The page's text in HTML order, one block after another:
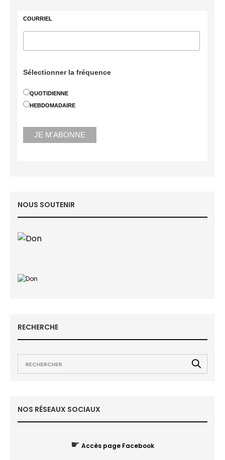
COURRIEL
Sélectionner la fréquence
QUOTIDIENNE
HEBDOMADAIRE
NOUS SOUTENIR
RECHERCHE
NOS RÉSEAUX SOCIAUX
☛ Accès page Facebook